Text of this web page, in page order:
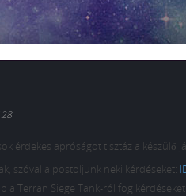
érdekes apróságot tisztáz a készülő
szóval a postoljunk neki kérdéseket:
Terran Siege Tank-ról fog